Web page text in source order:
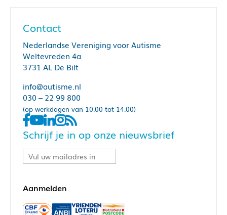
Contact
Nederlandse Vereniging voor Autisme
Weltevreden 4a
3731 AL De Bilt
info@autisme.nl
030 – 22 99 800
(op werkdagen van 10.00 tot 14.00)
Schrijf je in op onze nieuwsbrief